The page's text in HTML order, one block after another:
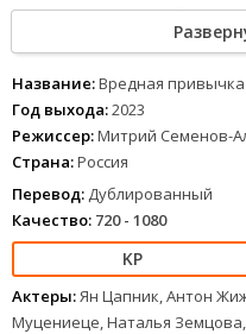
в сутки — фитнес-клуб.
своими в мире смузи и
что такое фитнес по-
любовь.
1 23 45 678
Название:Вредная привычка
Год выхода:2023
Режиссер:Митрий Семенов-
Страна:Россия
Перевод: Дублированный
Качество: 720 - 1080
Актеры:Ян Цапник, Антон
Муцениеце, Наталья